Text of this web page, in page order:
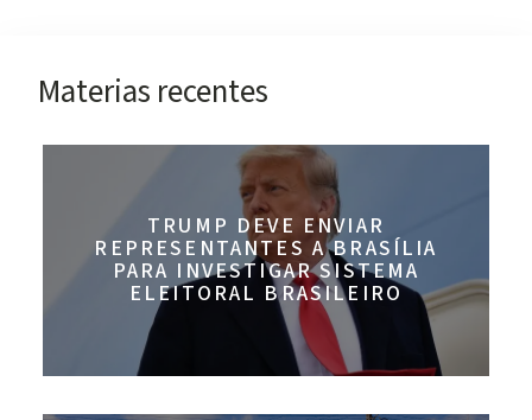
Materias recentes
TRUMP DEVE ENVIAR
REPRESENTANTES A BRASÍLIA
PARA INVESTIGAR SISTEMA
ELEITORAL BRASILEIRO